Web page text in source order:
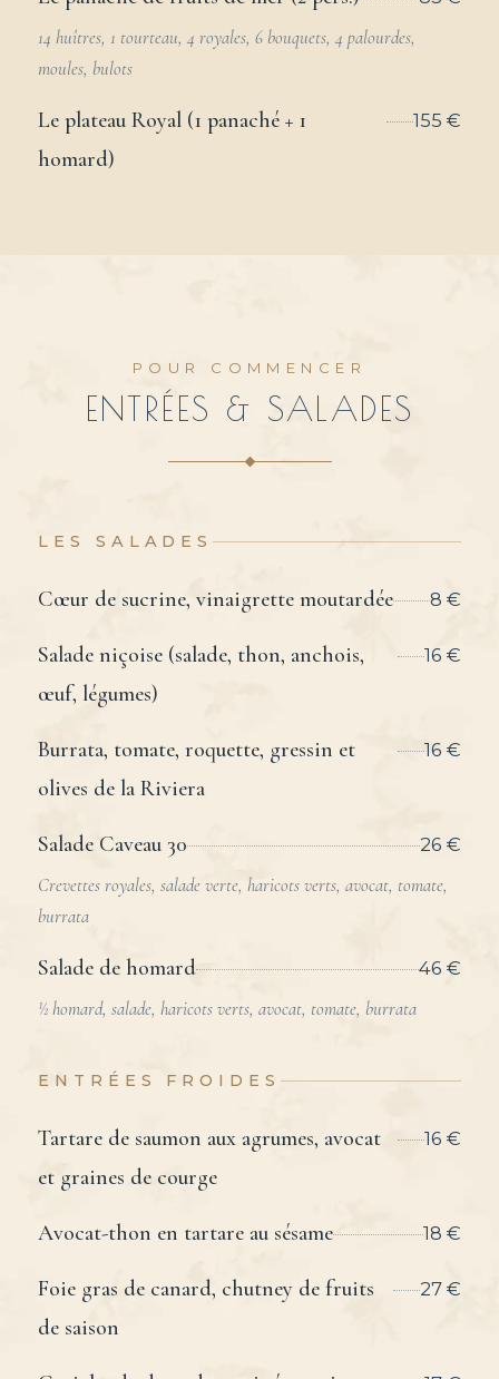
14 huîtres, 1 tourteau, 4 royales, 6 bouquets, 4 palourdes,
moules, bulots
Le plateau Royal (1 panaché + 1
homard)
155 €
POUR COMMENCER
ENTRÉES & SALADES
LES SALADES
Cœur de sucrine, vinaigrette moutardée 8 €
Salade niçoise (salade, thon, anchois,
œuf, légumes)
16 €
Burrata, tomate, roquette, gressin et
olives de la Riviera
16 €
Salade Caveau 30
26 €
Crevettes royales, salade verte, haricots verts, avocat, tomate,
burrata
Salade de homard
46 €
½ homard, salade, haricots verts, avocat, tomate, burrata
ENTRÉES FROIDES
Tartare de saumon aux agrumes, avocat
et graines de courge
16 €
Avocat-thon en tartare au sésame 18 €
Foie gras de canard, chutney de fruits
de saison
27 €